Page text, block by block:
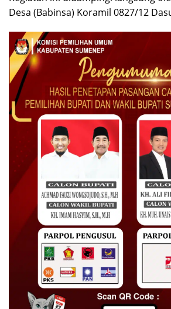
Desa (Babinsa) Koramil 0827/12